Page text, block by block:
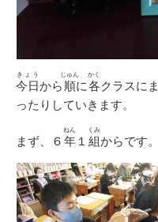
今日
きょう
から 順
じゅん
に各
かく
クラスに
ったりしていきます。
まず、６ 年
ねん
１ 組
くみ
からです。